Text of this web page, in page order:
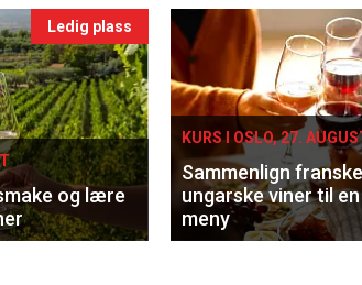
Ledig plass
og lære
KURS I OSLO, 27.
Sammenlign
ungarske viner til
meny